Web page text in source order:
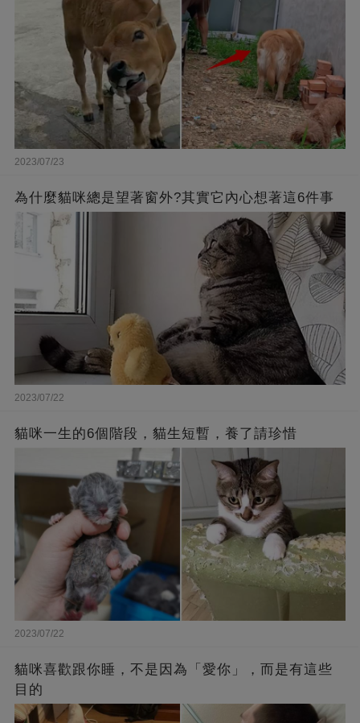
2023/07/23
為什麼貓咪總是望著窗外?其實它內心想著這6件事
2023/07/22
貓咪一生的6個階段，貓生短暫，養了請珍惜
2023/07/22
貓咪喜歡跟你睡，不是因為「愛你」，而是有這些
目的